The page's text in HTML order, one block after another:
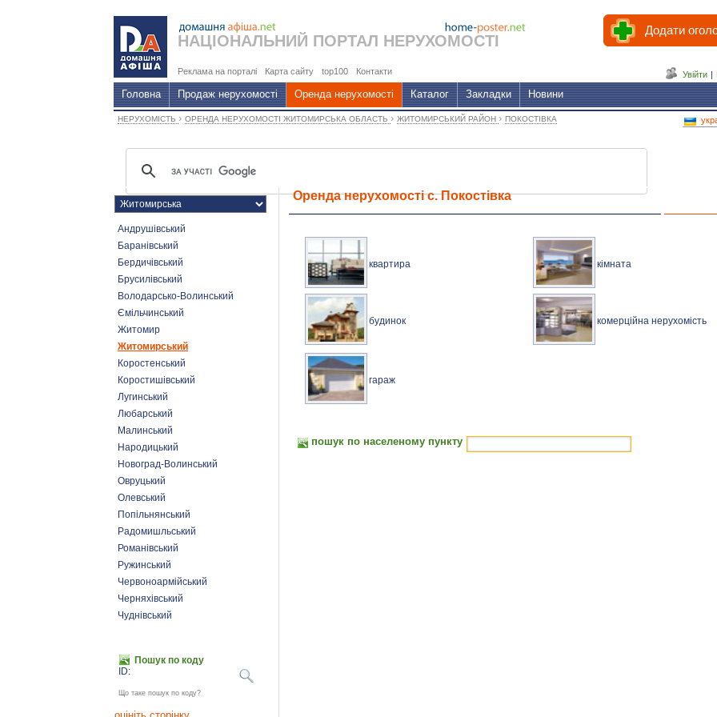
НАЦІОНАЛЬНИЙ ПОРТАЛ НЕРУХОМОСТІ
Додати
Реклама на порталі Карта сайту top100 Контакти Увійти |
Головна Продаж нерухомості Оренда нерухомості Каталог Закладки Новини
НЕРУХОМІСТЬ › ОРЕНДА НЕРУХОМОСТІ ЖИТОМИРСЬКА ОБЛАСТЬ › ЖИТОМИРСЬКИЙ РАЙОН › ПОКОСТІВКА
Андрушівський
Баранівський
Бердичівський
Брусилівський
Володарсько-Волинський
Ємільчинський
Житомир
Житомирський
Коростенський
Коростишівський
Лугинський
Любарський
Малинський
Народицький
Новоград-Волинський
Овруцький
Олевський
Попільнянський
Радомишльський
Романівський
Ружинський
Червоноармійський
Черняхівський
Чуднівський
Пошук по коду
ID:
Що таке пошук по коду?
Оренда нерухомості с. Покостівка
квартира кімната
будинок комерційна нерухомість
гараж
пошук по населеному пункту